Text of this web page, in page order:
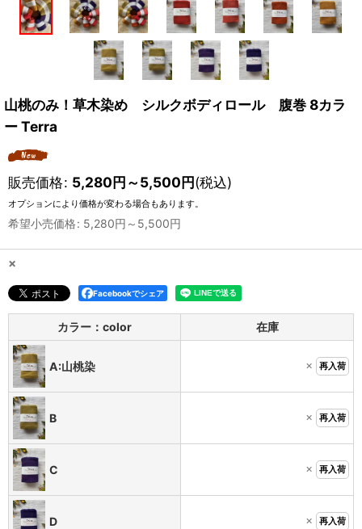
山桃のみ！草木染め シルクボディロール 腹巻 8カラ
ー Terra
販売価格: 5,280円～5,500円(税込)
オプションにより価格が変わる場合もあります。
希望小売価格: 5,280円 ～5,500円
×
Facebookでシェア
カラー：color 在庫
A:山桃染 × 再入荷
B × 再入荷
C × 再入荷
D × 再入荷